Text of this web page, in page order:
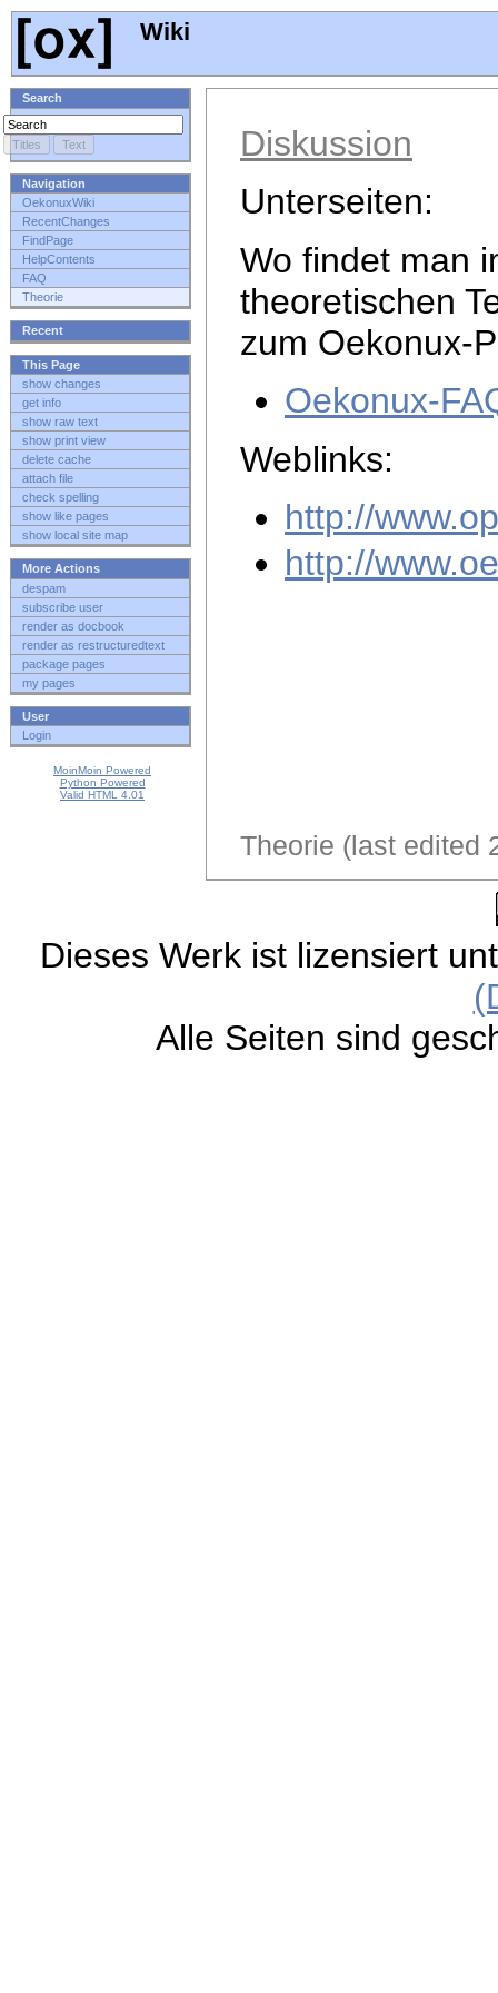
Wiki
Search
Navigation
OekonuxWiki
RecentChanges
FindPage
HelpContents
FAQ
Theorie
Recent
This Page
show changes
get info
show raw text
show print view
delete cache
attach file
check spelling
show like pages
show local site map
More Actions
despam
subscribe user
render as docbook
render as restructuredtext
package pages
my pages
User
Login
MoinMoin Powered
Python Powered
Valid HTML 4.01
Diskussion
Unterseiten:
Wo findet man
theoretischen
zum Oekonux-
Oekonux-
Weblinks:
http://
http://
Theorie (last edited
Dieses Werk ist lizensiert
Alle Seiten sind